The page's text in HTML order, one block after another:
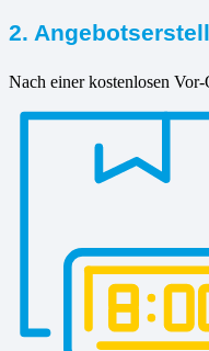
2.
Nach einer kostenlosen